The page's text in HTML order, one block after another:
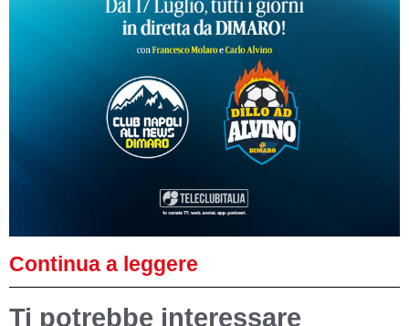
Continua a leggere
Ti potrebbe interessare